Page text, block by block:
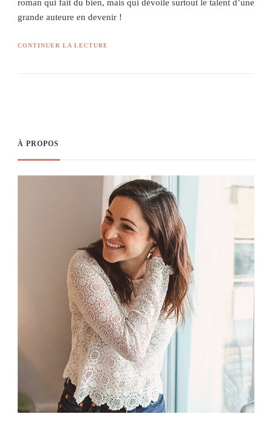
roman qui fait du bien, mais qui dévoile surtout le talent d’une
grande auteure en devenir !
CONTINUER LA LECTURE
À PROPOS